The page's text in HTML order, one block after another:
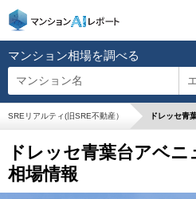
マンション相場を調べる
マンション名
SREリアルティ(旧SRE不動産） ドレッセ青
ドレッセ青葉台アベ
相場情報